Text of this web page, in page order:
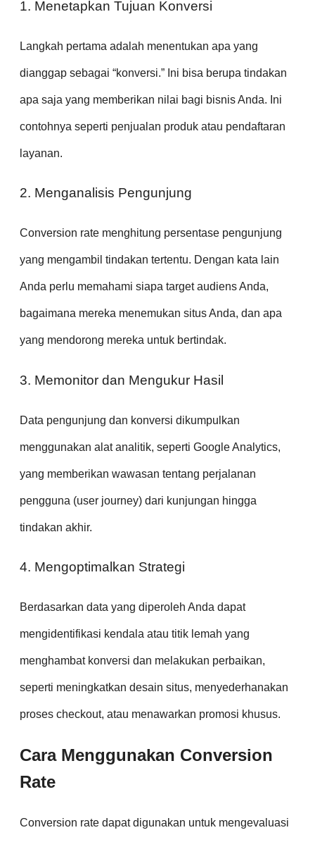
1. Menetapkan Tujuan Konversi
Langkah pertama adalah menentukan apa yang
dianggap sebagai “konversi.” Ini bisa berupa tindakan
apa saja yang memberikan nilai bagi bisnis Anda. Ini
contohnya seperti penjualan produk atau pendaftaran
layanan.
2. Menganalisis Pengunjung
Conversion rate menghitung persentase pengunjung
yang mengambil tindakan tertentu. Dengan kata lain
Anda perlu memahami siapa target audiens Anda,
bagaimana mereka menemukan situs Anda, dan apa
yang mendorong mereka untuk bertindak.
3. Memonitor dan Mengukur Hasil
Data pengunjung dan konversi dikumpulkan
menggunakan alat analitik, seperti Google Analytics,
yang memberikan wawasan tentang perjalanan
pengguna (user journey) dari kunjungan hingga
tindakan akhir.
4. Mengoptimalkan Strategi
Berdasarkan data yang diperoleh Anda dapat
mengidentifikasi kendala atau titik lemah yang
menghambat konversi dan melakukan perbaikan,
seperti meningkatkan desain situs, menyederhanakan
proses checkout, atau menawarkan promosi khusus.
Cara Menggunakan Conversion
Rate
Conversion rate dapat digunakan untuk mengevaluasi